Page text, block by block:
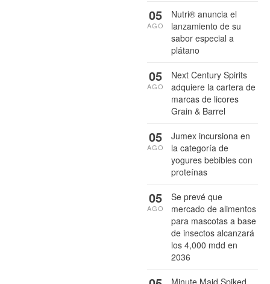
Nutri® anuncia el
lanzamiento de su
sabor especial a
plátano
05
AGO
Next Century Spirits
adquiere la cartera de
marcas de licores
Grain & Barrel
05
AGO
Jumex incursiona en
la categoría de
yogures bebibles con
proteínas
05
AGO
Se prevé que
mercado de alimentos
para mascotas a base
de insectos alcanzará
los 4,000 mdd en
2036
05
AGO
Minute Maid Spiked